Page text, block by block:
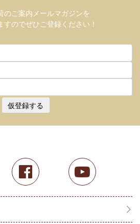
のご案内メールマガジンを
すのでぜひご登録ください！
仮登録する